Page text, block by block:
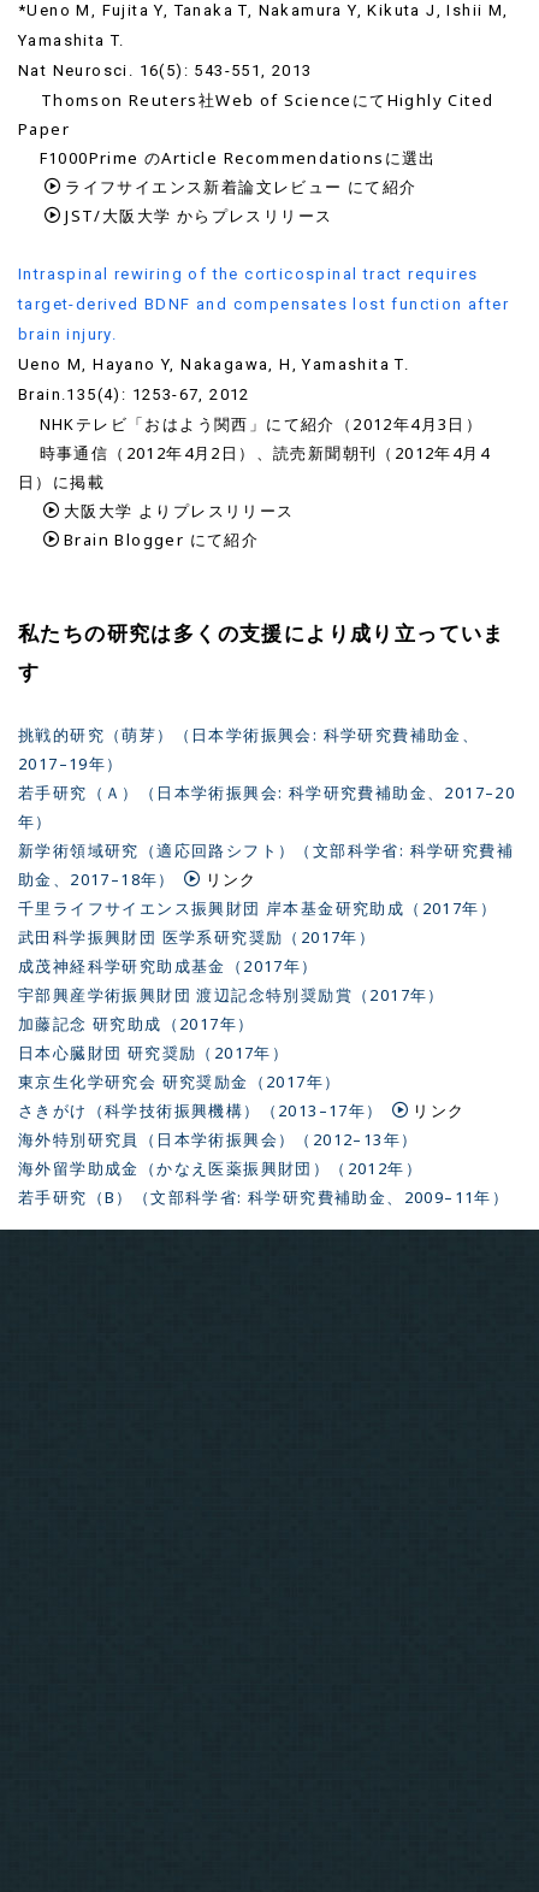
*Ueno M, Fujita Y, Tanaka T, Nakamura Y, Kikuta J, Ishii M,
Yamashita T.
Nat Neurosci. 16(5): 543-551, 2013
Thomson Reuters社Web of ScienceにてHighly Cited
Paper
F1000Prime のArticle Recommendationsに選出
ライフサイエンス新着論文レビュー にて紹介
JST/大阪大学 からプレスリリース
Intraspinal rewiring of the corticospinal tract requires
target-derived BDNF and compensates lost function after
brain injury.
Ueno M, Hayano Y, Nakagawa, H, Yamashita T.
Brain.135(4): 1253-67, 2012
NHKテレビ「おはよう関西」にて紹介（2012年4月3日）
時事通信（2012年4月2日）、読売新聞朝刊（2012年4月4
日）に掲載
大阪大学 よりプレスリリース
Brain Blogger にて紹介
私たちの研究は多くの支援により成り立っていま
す
挑戦的研究（萌芽）（日本学術振興会: 科学研究費補助金、
2017–19年）
若手研究（Ａ）（日本学術振興会: 科学研究費補助金、2017–20
年）
新学術領域研究（適応回路シフト）（文部科学省: 科学研究費補
助金、2017–18年）
リンク
千里ライフサイエンス振興財団 岸本基金研究助成（2017年）
武田科学振興財団 医学系研究奨励（2017年）
成茂神経科学研究助成基金（2017年）
宇部興産学術振興財団 渡辺記念特別奨励賞（2017年）
加藤記念 研究助成（2017年）
日本心臓財団 研究奨励（2017年）
東京生化学研究会 研究奨励金（2017年）
さきがけ（科学技術振興機構）（2013–17年）
リンク
海外特別研究員（日本学術振興会）（2012–13年）
海外留学助成金（かなえ医薬振興財団）（2012年）
若手研究（B）（文部科学省: 科学研究費補助金、2009–11年）